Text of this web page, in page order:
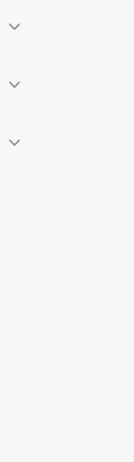
tecnici. La
della